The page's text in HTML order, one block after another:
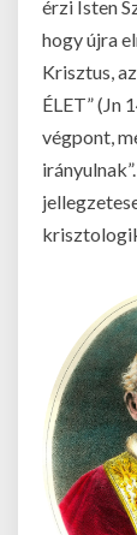
érzi Isten
hogy újra
Krisztus,
ÉLET” (Jn
végpont,